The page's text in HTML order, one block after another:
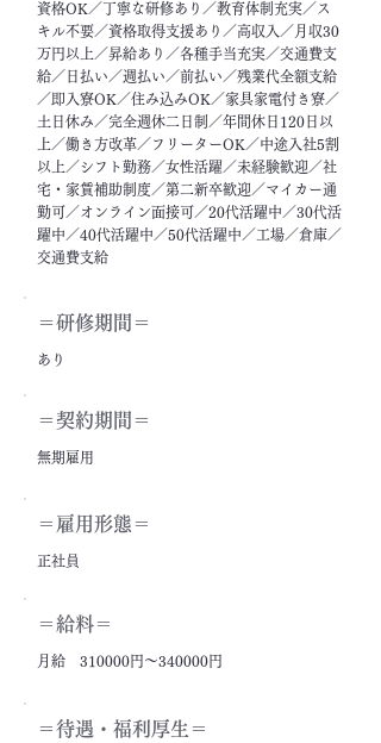
資格OK／丁寧な研修あり／教育体制充実／ス
キル不要／資格取得支援あり／高収入／月収30
万円以上／昇給あり／各種手当充実／交通費支
給／日払い／週払い／前払い／残業代全額支給
／即入寮OK／住み込みOK／家具家電付き寮／
土日休み／完全週休二日制／年間休日120日以
上／働き方改革／フリーターOK／中途入社5割
以上／シフト勤務／女性活躍／未経験歓迎／社
宅・家賃補助制度／第二新卒歓迎／マイカー通
勤可／オンライン面接可／20代活躍中／30代活
躍中／40代活躍中／50代活躍中／工場／倉庫／
交通費支給
＝​研修期間＝
あり
＝契約期間＝
無期雇用
＝雇用形態＝
正社員
＝給料＝
月給 310000円～340000円
＝​待遇・福利厚生＝